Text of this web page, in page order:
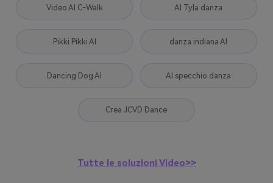
Video AI C-Walk AI Tyla danza
Pikki Pikki AI danza indiana AI
Dancing Dog AI AI specchio danza
Crea JCVD Dance
Tutte le soluzioni Video>>